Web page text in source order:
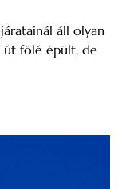
áll olyan
út fölé épült, de